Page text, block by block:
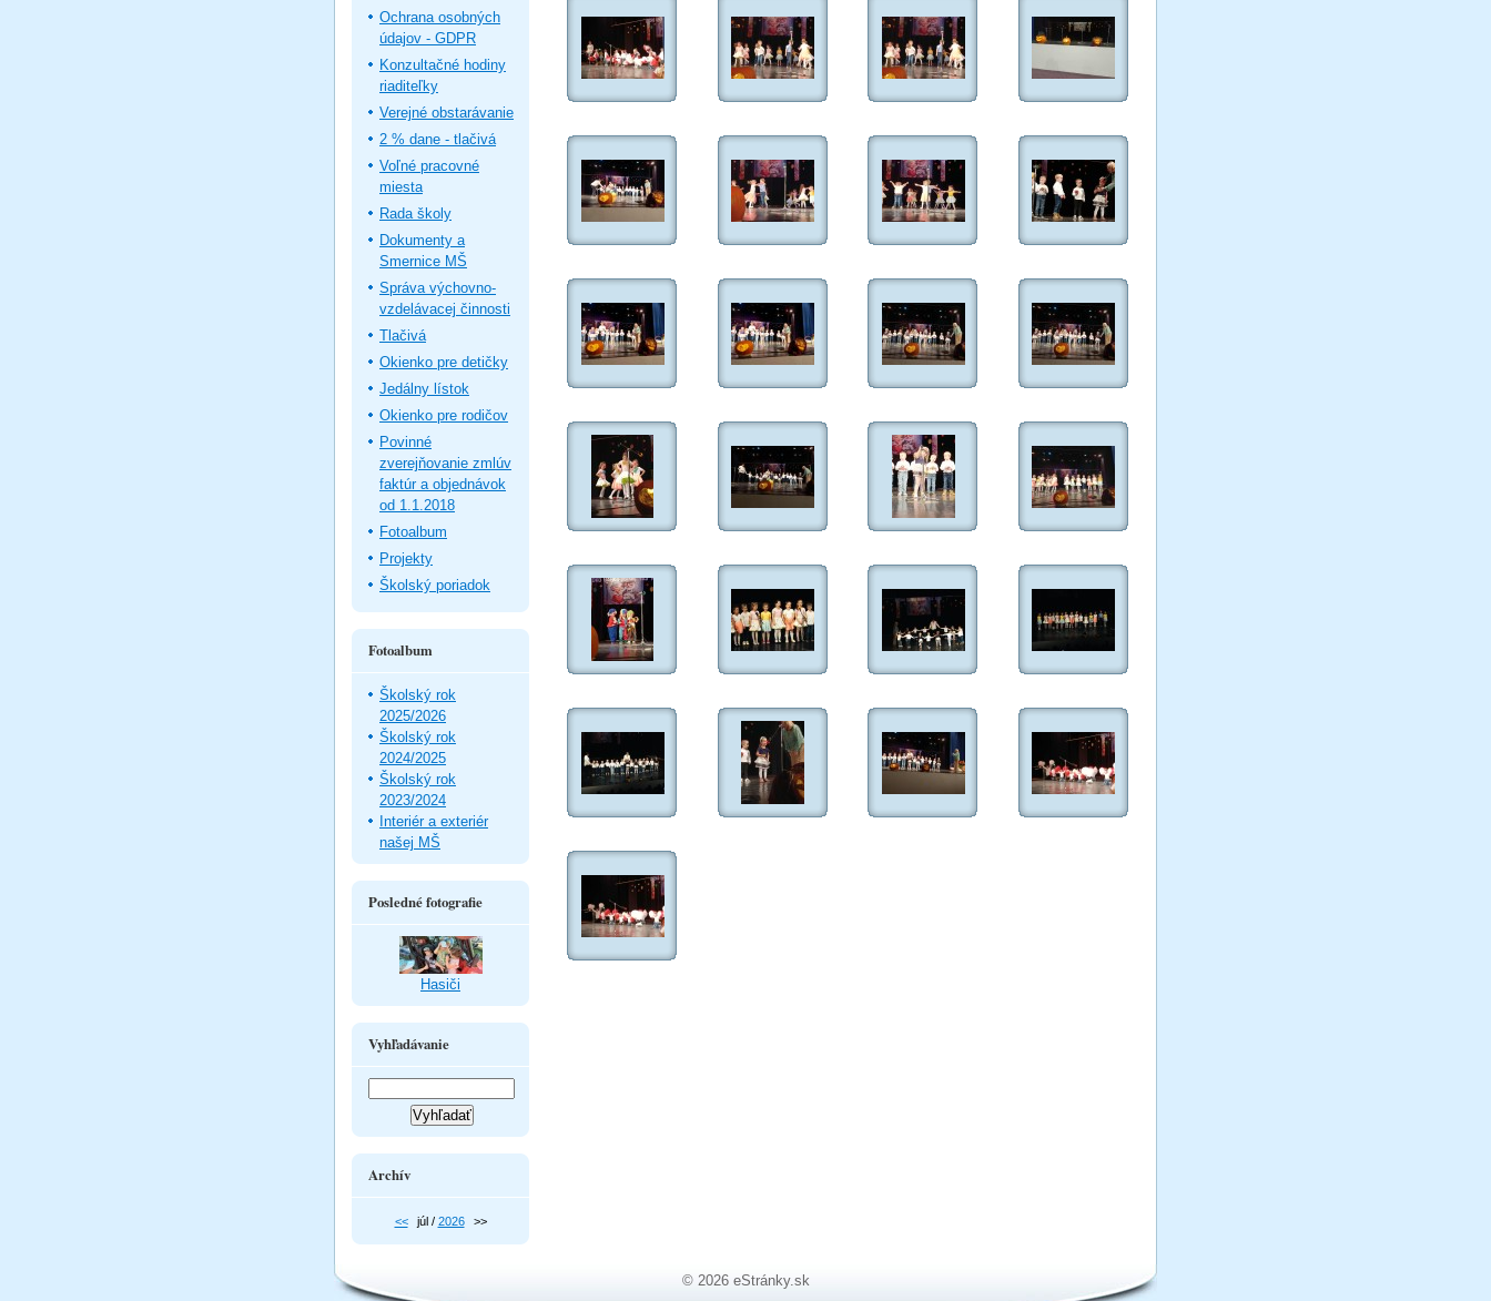
Ochrana osobných
údajov - GDPR
Konzultačné hodiny
riaditeľky
Verejné obstarávanie
2 % dane - tlačivá
Voľné pracovné
miesta
Rada školy
Dokumenty a
Smernice MŠ
Správa výchovno-
vzdelávacej činnosti
Tlačivá
Okienko pre detičky
Jedálny lístok
Okienko pre rodičov
Povinné
zverejňovanie zmlúv
faktúr a objednávok
od 1.1.2018
Fotoalbum
Projekty
Školský poriadok
Fotoalbum
Školský rok
2025/2026
Školský rok
2024/2025
Školský rok
2023/2024
Interiér a exteriér
našej MŠ
Posledné fotografie
Hasiči
Vyhľadávanie
Archív
<< júl / 2026 >>
© 2026 eStránky.sk